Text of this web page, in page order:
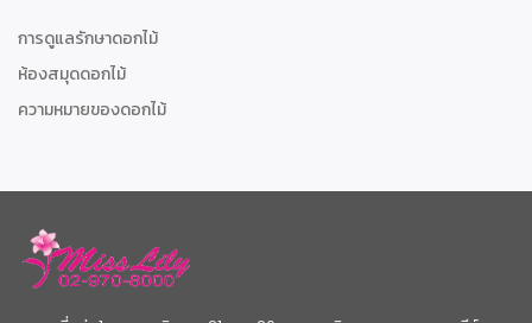
การดูแลรักษาดอกไม้
ห้องสมุดดอกไม้
ความหมายของดอกไม้